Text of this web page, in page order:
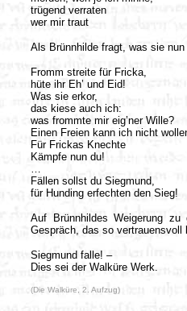
trügend verraten
wer mir traut
Als Brünnhilde fragt, was sie
Fromm streite für Fricka,
hüte ihr Eh’ und Eid!
Was sie erkor,
das kiese auch ich:
was frommte mir eig’ner Wille?
Einen Freien kann ich nicht
Für Frickas Knechte
Kämpfe nun du!
…
Fällen sollst du Siegmund,
für Hunding erfechten den Sieg!
Auf Brünnhildes Weigerung
Gespräch, das so
Siegmund falle! –
Dies sei der Walküre Werk.
(Die Walküre, 2. Aufzug)